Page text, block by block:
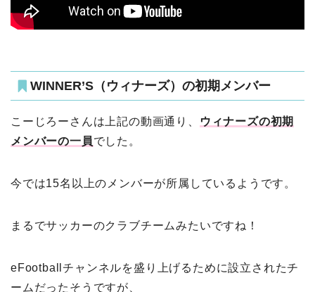
WINNER’S（ウィナーズ）の初期メンバー
こーじろーさんは上記の動画通り、
ウィナーズの初期
メンバーの一員でした。
今では15名以上のメンバーが所属しているようです。
まるでサッカーのクラブチームみたいですね！
eFootballチャンネルを盛り上げるために設立されたチ
ームだったそうですが、